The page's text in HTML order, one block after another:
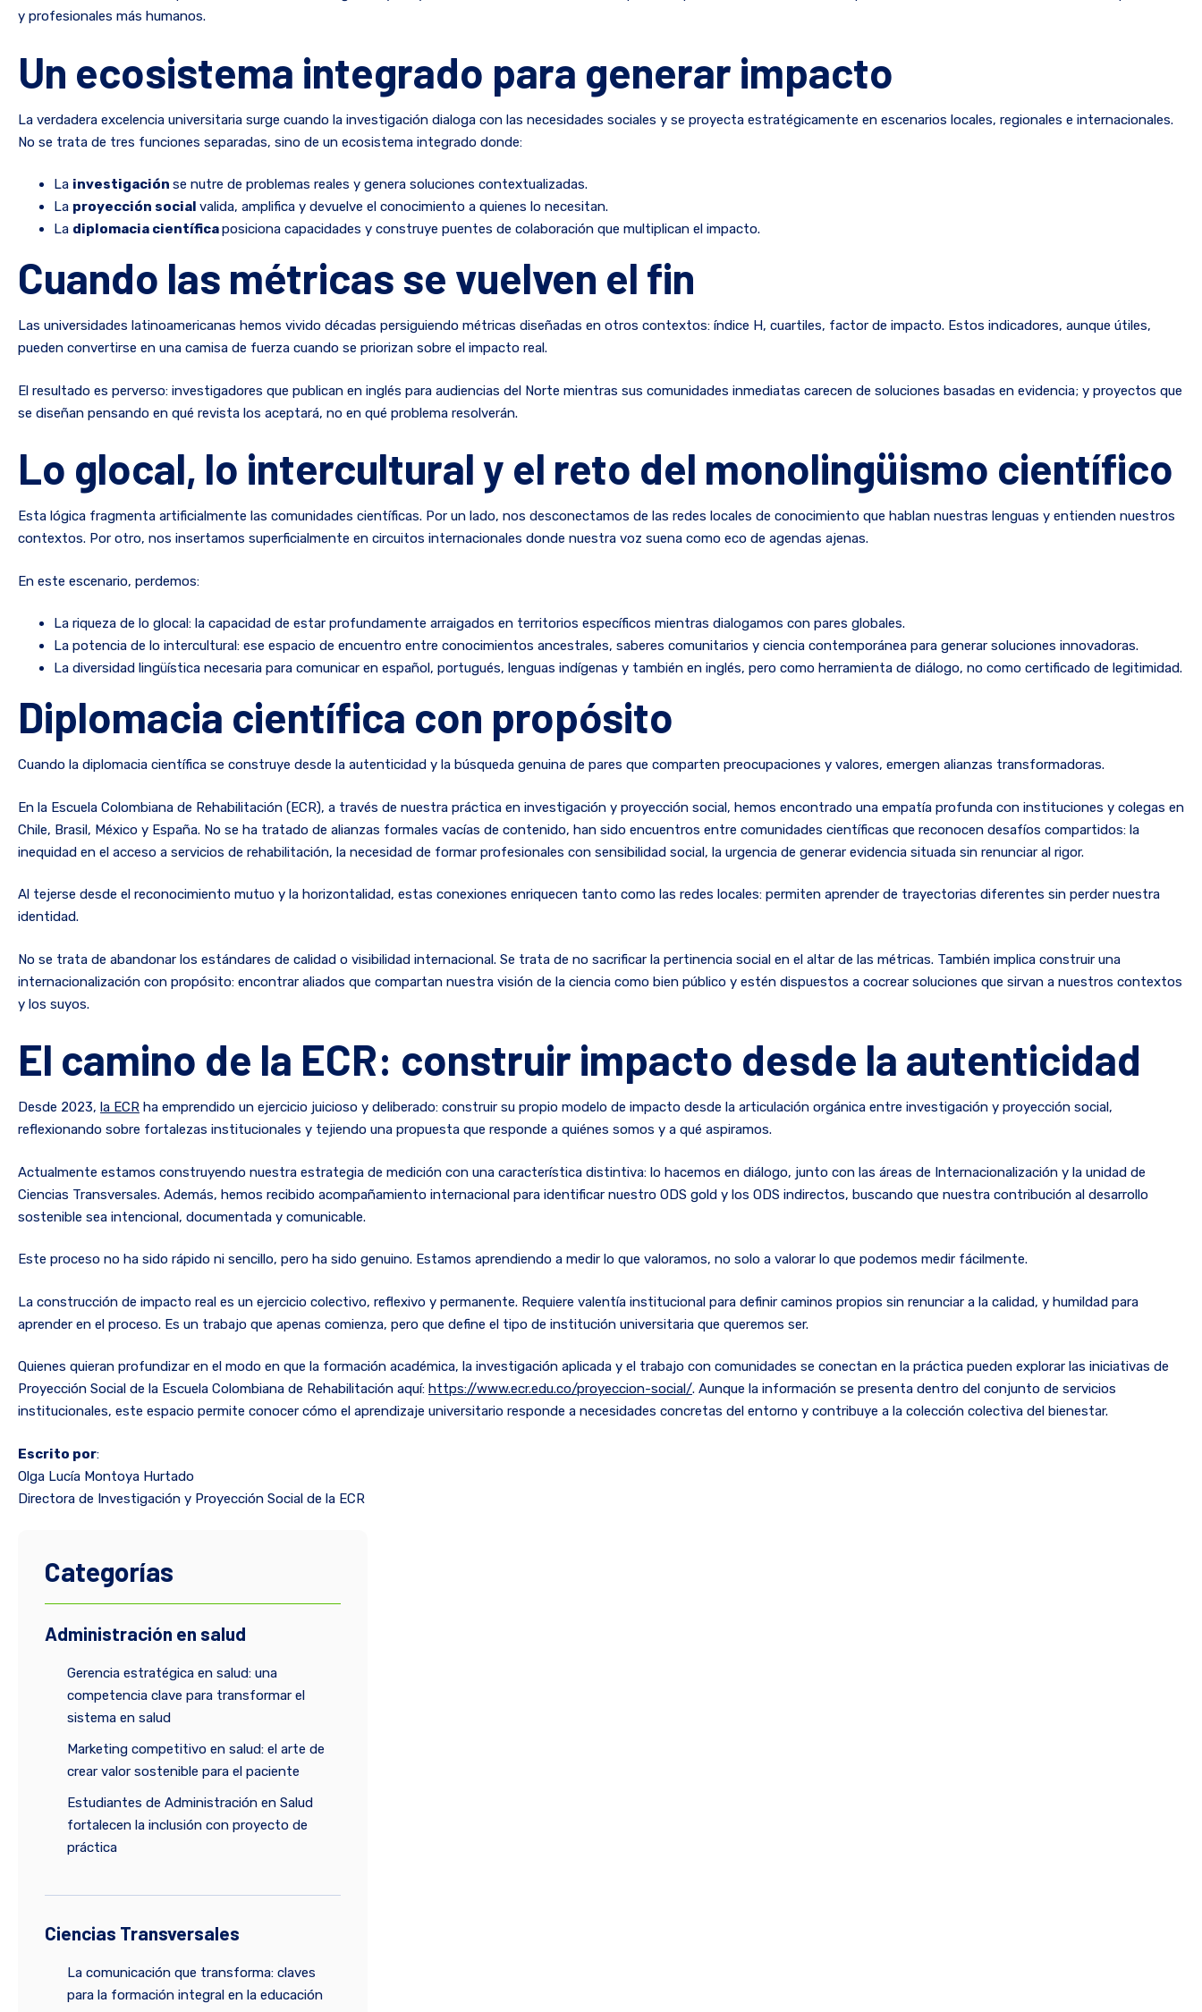
y profesionales más humanos.
Un ecosistema integrado para generar impacto
La verdadera excelencia universitaria surge cuando la investigación dialoga con las necesidades sociales y se proyecta estratégicamente en escenarios locales, regionales e internacionales.
No se trata de tres funciones separadas, sino de un ecosistema integrado donde:
La investigación se nutre de problemas reales y genera soluciones contextualizadas.
La proyección social valida, amplifica y devuelve el conocimiento a quienes lo necesitan.
La diplomacia científicaposiciona capacidades y construye puentes de colaboración que multiplican el impacto.
Cuando las métricas se vuelven el fin
Las universidades latinoamericanas hemos vivido décadas persiguiendo métricas diseñadas en otros contextos: índice H, cuartiles, factor de impacto. Estos indicadores, aunque útiles,
pueden convertirse en una camisa de fuerza cuando se priorizan sobre el impacto real.
El resultado es perverso: investigadores que publican en inglés para audiencias del Norte mientras sus comunidades inmediatas carecen de soluciones basadas en evidencia; y proyectos que
se diseñan pensando en qué revista los aceptará, no en qué problema resolverán.
Lo glocal, lo intercultural y el reto del monolingüismo científico
Esta lógica fragmenta artificialmente las comunidades científicas. Por un lado, nos desconectamos de las redes locales de conocimiento que hablan nuestras lenguas y entienden nuestros
contextos. Por otro, nos insertamos superficialmente en circuitos internacionales donde nuestra voz suena como eco de agendas ajenas.
En este escenario, perdemos:
La riqueza de lo glocal: la capacidad de estar profundamente arraigados en territorios específicos mientras dialogamos con pares globales.
La potencia de lo intercultural: ese espacio de encuentro entre conocimientos ancestrales, saberes comunitarios y ciencia contemporánea para generar soluciones innovadoras.
La diversidad lingüística necesaria para comunicar en español, portugués, lenguas indígenas y también en inglés, pero como herramienta de diálogo, no como certificado de legitimidad.
Diplomacia científica con propósito
Cuando la diplomacia científica se construye desde la autenticidad y la búsqueda genuina de pares que comparten preocupaciones y valores, emergen alianzas transformadoras.
En la Escuela Colombiana de Rehabilitación (ECR), a través de nuestra práctica en investigación y proyección social, hemos encontrado una empatía profunda con instituciones y colegas en
Chile, Brasil, México y España. No se ha tratado de alianzas formales vacías de contenido, han sido encuentros entre comunidades científicas que reconocen desafíos compartidos: la
inequidad en el acceso a servicios de rehabilitación, la necesidad de formar profesionales con sensibilidad social, la urgencia de generar evidencia situada sin renunciar al rigor.
Al tejerse desde el reconocimiento mutuo y la horizontalidad, estas conexiones enriquecen tanto como las redes locales: permiten aprender de trayectorias diferentes sin perder nuestra
identidad.
No se trata de abandonar los estándares de calidad o visibilidad internacional. Se trata de no sacrificar la pertinencia social en el altar de las métricas. También implica construir una
internacionalización con propósito: encontrar aliados que compartan nuestra visión de la ciencia como bien público y estén dispuestos a cocrear soluciones que sirvan a nuestros contextos
y los suyos.
El camino de la ECR: construir impacto desde la autenticidad
Desde 2023, la ECR ha emprendido un ejercicio juicioso y deliberado: construir su propio modelo de impacto desde la articulación orgánica entre investigación y proyección social,
reflexionando sobre fortalezas institucionales y tejiendo una propuesta que responde a quiénes somos y a qué aspiramos.
Actualmente estamos construyendo nuestra estrategia de medición con una característica distintiva: lo hacemos en diálogo, junto con las áreas de Internacionalización y la unidad de
Ciencias Transversales. Además, hemos recibido acompañamiento internacional para identificar nuestro ODS gold y los ODS indirectos, buscando que nuestra contribución al desarrollo
sostenible sea intencional, documentada y comunicable.
Este proceso no ha sido rápido ni sencillo, pero ha sido genuino. Estamos aprendiendo a medir lo que valoramos, no solo a valorar lo que podemos medir fácilmente.
La construcción de impacto real es un ejercicio colectivo, reflexivo y permanente. Requiere valentía institucional para definir caminos propios sin renunciar a la calidad, y humildad para
aprender en el proceso. Es un trabajo que apenas comienza, pero que define el tipo de institución universitaria que queremos ser.
Quienes quieran profundizar en el modo en que la formación académica, la investigación aplicada y el trabajo con comunidades se conectan en la práctica pueden explorar las iniciativas de
Proyección Social de la Escuela Colombiana de Rehabilitación aquí: https://www.ecr.edu.co/proyeccion-social/. Aunque la información se presenta dentro del conjunto de servicios
institucionales, este espacio permite conocer cómo el aprendizaje universitario responde a necesidades concretas del entorno y contribuye a la colección colectiva del bienestar.
Escrito por:
Olga Lucía Montoya Hurtado
Directora de Investigación y Proyección Social de la ECR
Categorías
Administración en salud
Gerencia estratégica en salud: una
competencia clave para transformar el
sistema en salud
Marketing competitivo en salud: el arte de
crear valor sostenible para el paciente
Estudiantes de Administración en Salud
fortalecen la inclusión con proyecto de
práctica
Ciencias Transversales
La comunicación que transforma: claves
para la formación integral en la educación